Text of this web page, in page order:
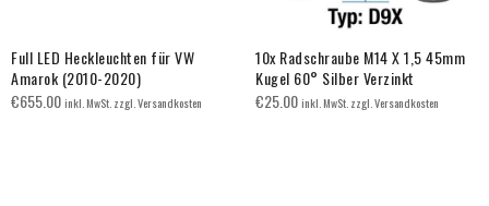
Full LED Heckleuchten für VW
Amarok (2010-2020)
€655.00inkl. MwSt. zzgl. Versandkosten
10x Radschraube M14 X 1,5 45mm
Kugel 60° Silber Verzinkt
€25.00inkl. MwSt. zzgl. Versandkosten